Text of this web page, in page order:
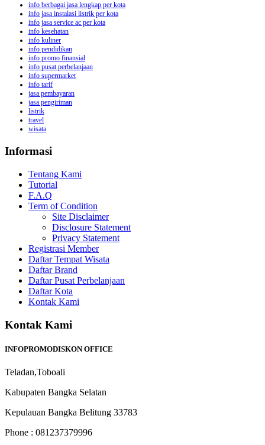
info berbagai jasa lengkap per kota
info jasa instalasi listrik per kota
info jasa service ac per kota
info kesehatan
info kuliner
info pendidikan
info promo finansial
info pusat perbelanjaan
info supermarket
info tarif
jasa pembayaran
jasa pengiriman
listrik
travel
wisata
Informasi
Tentang Kami
Tutorial
F.A.Q
Term of Condition
Site Disclaimer
Disclosure Statement
Privacy Statement
Registrasi Member
Daftar Tempat Wisata
Daftar Brand
Daftar Pusat Perbelanjaan
Daftar Kota
Kontak Kami
Kontak Kami
INFOPROMODISKON OFFICE
Teladan,Toboali
Kabupaten Bangka Selatan
Kepulauan Bangka Belitung 33783
Phone : 081237379996